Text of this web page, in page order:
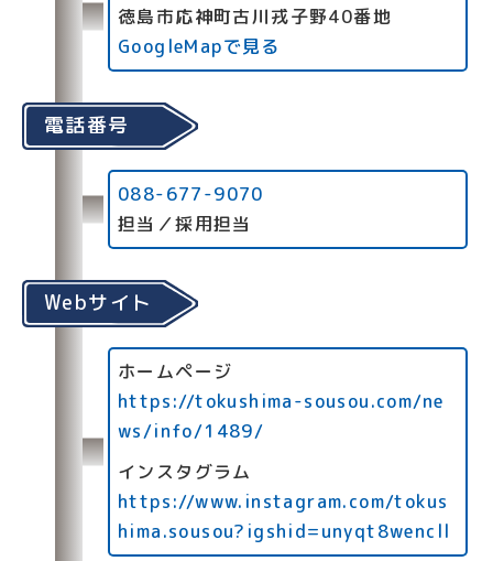
徳島市応神町古川戎子野40番地
GoogleMapで見る
電話番号
088-677-9070
担当／採用担当
Webサイト
ホームページ
https://tokushima-sousou.com/ne
ws/info/1489/
インスタグラム
https://www.instagram.com/tokus
hima.sousou?igshid=unyqt8wencll